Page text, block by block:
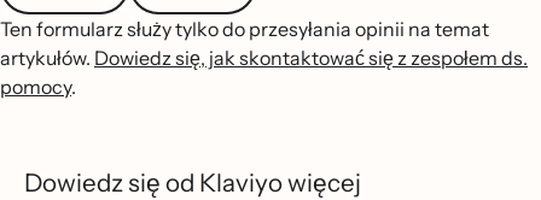
Ten formularz służy tylko do przesyłania opinii na temat
artykułów. Dowiedz się, jak skontaktować się z zespołem ds.
pomocy.
Dowiedz się od Klaviyo więcej